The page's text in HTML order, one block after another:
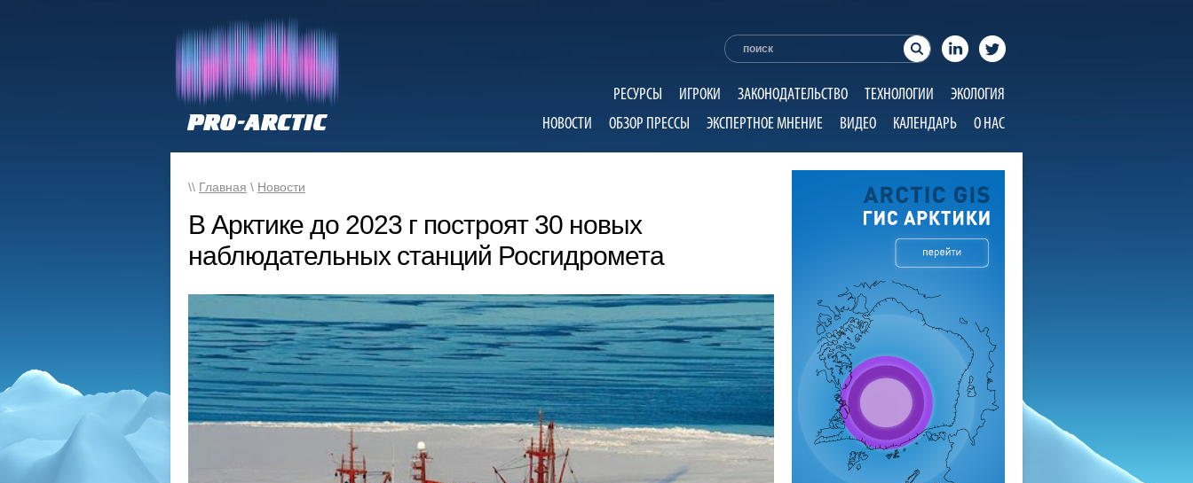
РЕСУРСЫ ИГРОКИ ЗАКОНОДАТЕЛЬСТВО ТЕХНОЛОГИИ
ЭКОЛОГИЯ
НОВОСТИ
ОБЗОР ПРЕССЫ ЭКСПЕРТНОЕ МНЕНИЕ ВИДЕО КАЛЕНДАРЬ О НАС
\\ Главная \ Новости
В Арктике до 2023 г построят 30 новых
наблюдательных станций Росгидромета